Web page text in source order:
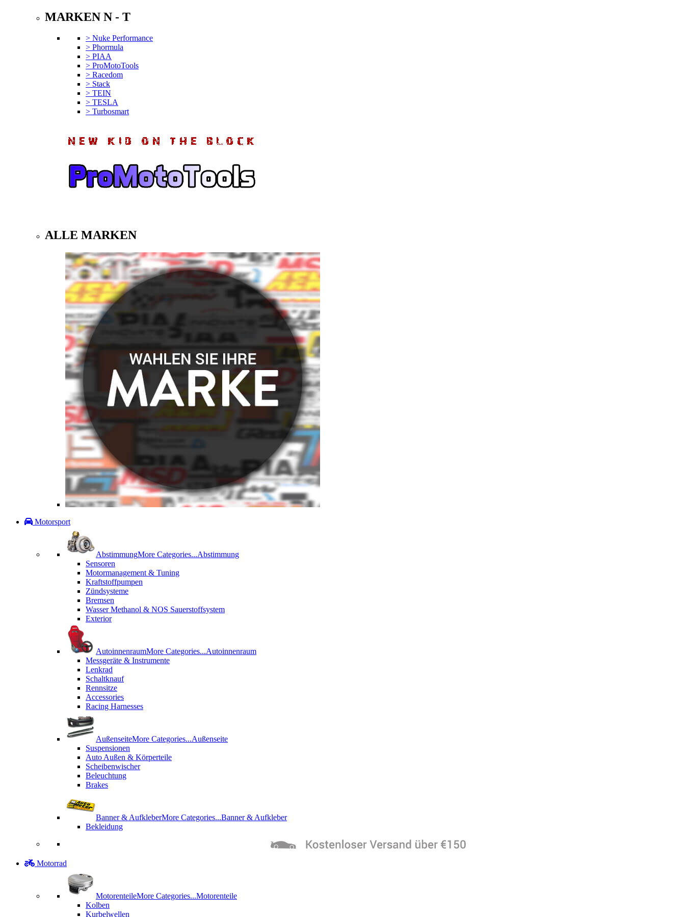
MARKEN N - T
> Nuke Performance
> Phormula
> PIAA
> ProMotoTools
> Racedom
> Stack
> TEIN
> TESLA
> Turbosmart
ALLE MARKEN
Motorsport
AbstimmungMore Categories...Abstimmung
Sensoren
Motormanagement & Tuning
Kraftstoffpumpen
Zündsysteme
Bremsen
Wasser Methanol & NOS Sauerstoffsystem
Exterior
AutoinnenraumMore Categories...Autoinnenraum
Messgeräte & Instrumente
Lenkrad
Schaltknauf
Rennsitze
Accessories
Racing Harnesses
AußenseiteMore Categories...Außenseite
Suspensionen
Auto Außen & Körperteile
Scheibenwischer
Beleuchtung
Brakes
Banner & AufkleberMore Categories...Banner & Aufkleber
Bekleidung
Motorrad
MotorenteileMore Categories...Motorenteile
Kolben
Kurbelwellen